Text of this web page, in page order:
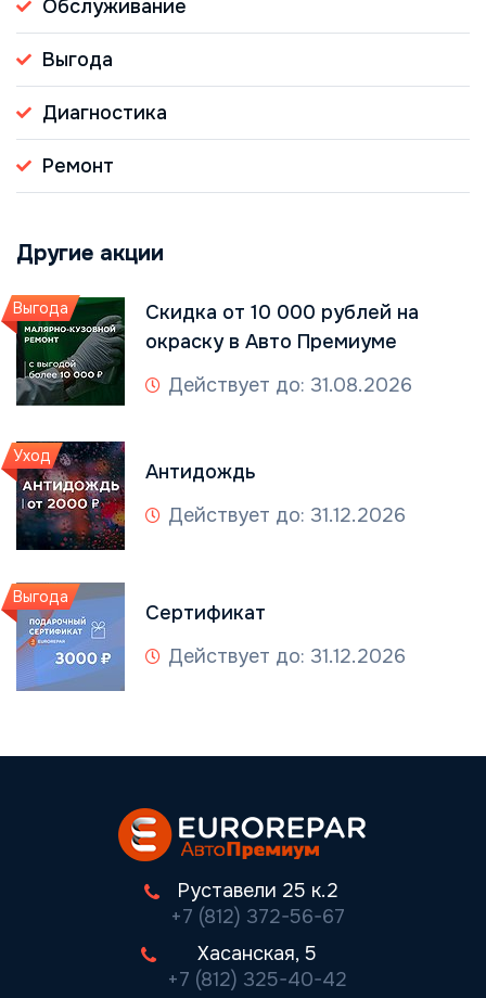
Обслуживание
Выгода
Диагностика
Ремонт
Другие акции
Выгода
Скидка от 10 000 рублей на
окраску в Авто Премиуме
Действует до: 31.08.2026
Уход
Антидождь
Действует до: 31.12.2026
Выгода
Сертификат
Действует до: 31.12.2026
Руставели 25 к.2
+7 (812) 372-56-67
Хасанская, 5
+7 (812) 325-40-42